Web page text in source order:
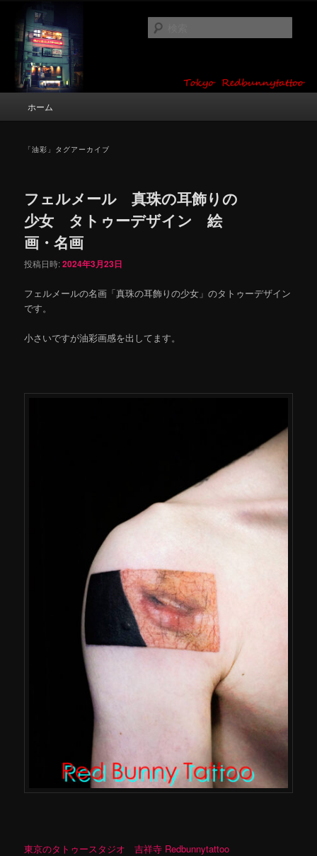
ン
ツ
東京 タトゥースタジオ 吉祥寺 Red
Bunny Tattoo タトゥーデザイン・タ
トゥー画像
タトゥーデザイン・画像の紹介（和彫り・ワンポイント・girl tattoo）
ホーム
「油彩 」タグアーカイブ
フェルメール 真珠の耳飾りの
少女 タトゥーデザイン 絵
画・名画
投稿日時:2024年3月23日
フェルメールの名画「真珠の耳飾りの少女」のタトゥーデザイン
です。
小さいですが油彩画感を出してます。
東京のタトゥースタジオ 吉祥寺 Redbunnytattoo